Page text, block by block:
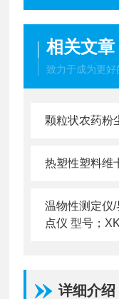
相关文章
致力于成为更好
颗粒状农药粉
热塑性塑料维
温物性测定仪
点仪 型号；
详细介绍